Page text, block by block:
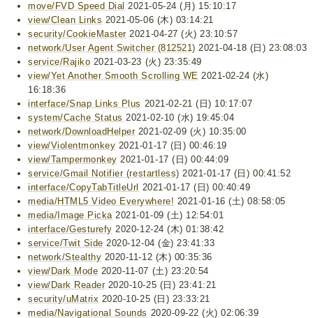
move/FVD Speed Dial 2021-05-24 (月) 15:10:17
view/Clean Links 2021-05-06 (木) 03:14:21
security/CookieMaster2021-04-27 (火) 23:10:57
network/User Agent Switcher (812521) 2021-04-18 (日) 23:08:03
service/Rajiko 2021-03-23 (火) 23:35:49
view/Yet Another Smooth Scrolling WE 2021-02-24 (水)
16:18:36
interface/Snap Links Plus 2021-02-21 (日) 10:17:07
system/Cache Status 2021-02-10 (水) 19:45:04
network/DownloadHelper2021-02-09 (火) 10:35:00
view/Violentmonkey 2021-01-17 (日) 00:46:19
view/Tampermonkey 2021-01-17 (日) 00:44:09
service/Gmail Notifier (restartless) 2021-01-17 (日) 00:41:52
interface/CopyTabTitleUrl 2021-01-17 (日) 00:40:49
media/HTML5 Video Everywhere! 2021-01-16 (土) 08:58:05
media/Image Picka2021-01-09 (土) 12:54:01
interface/Gesturefy 2020-12-24 (木) 01:38:42
service/Twit Side 2020-12-04 (金) 23:41:33
network/Stealthy 2020-11-12 (木) 00:35:36
view/Dark Mode 2020-11-07 (土) 23:20:54
view/Dark Reader2020-10-25 (日) 23:41:21
security/uMatrix 2020-10-25 (日) 23:33:21
media/Navigational Sounds 2020-09-22 (火) 02:06:39